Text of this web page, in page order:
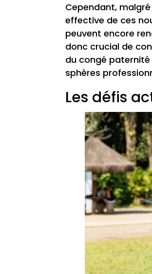
Cependant,
effective de ces
peuvent encore
donc crucial de
du congé
sphères
Les défis